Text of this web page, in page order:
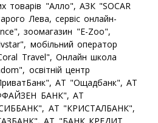
товарів "Алло", АЗК "SOCAR
Лева, сервіс онлайн-
зоомагазин "E-Zoo",
мобільний оператор
Travel", Онлайн школа
освітній центр
АТ "Ощадбанк", АТ
БАНК", АТ
АТ "КРИСТАЛБАНК",
АТ "БАНК КРЕДИТ